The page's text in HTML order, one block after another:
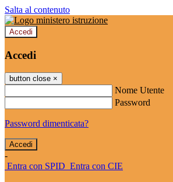
Salta al contenuto
Accedi
Accedi
button close ×
Nome Utente
Password
Password dimenticata?
-
Entra con SPID Entra con CIE